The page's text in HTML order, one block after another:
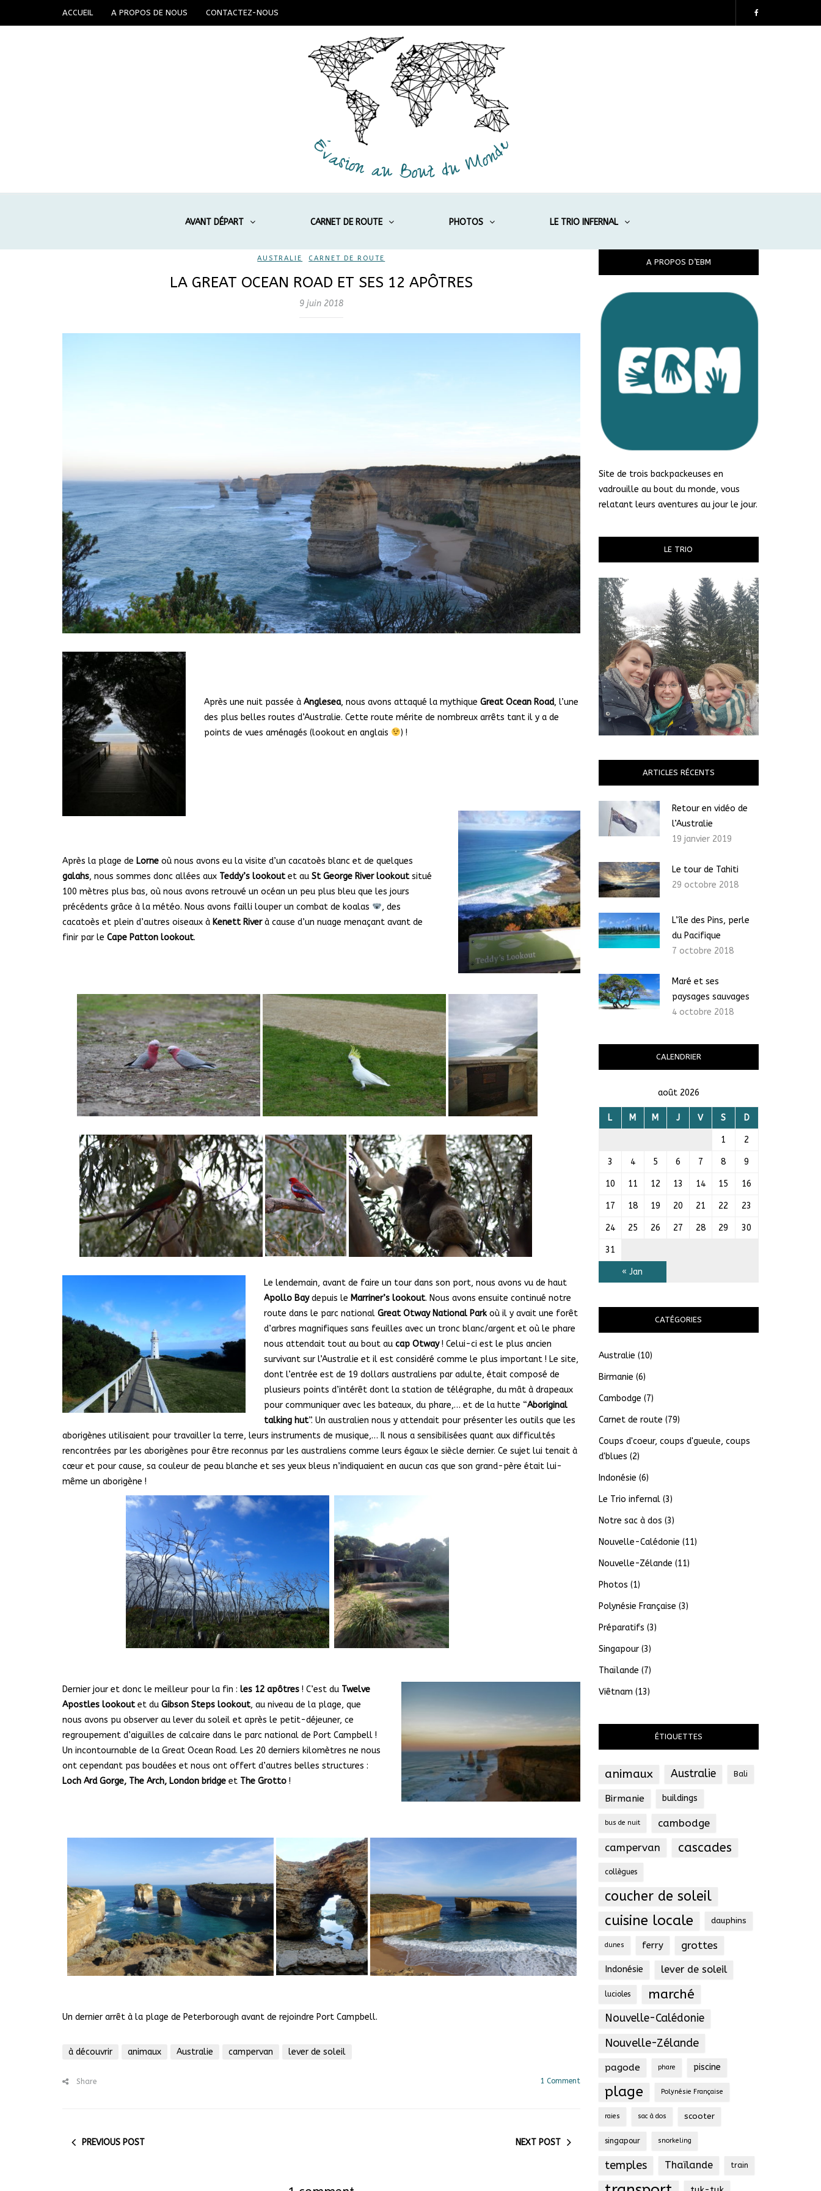
ACCUEIL A PROPOS DE NOUS CONTACTEZ-NOUS
AVANT DÉPART CARNET DE ROUTE PHOTOS LE TRIO INFERNAL
AUSTRALIE CARNET DE ROUTE
LA GREAT OCEAN ROAD ET SES 12 APÔTRES
9 juin 2018
Après une nuit passée à Anglesea, nous avons attaqué la mythique Great Ocean Road, l’une
des plus belles routes d’Australie. Cette route mérite de nombreux arrêts tant il y a de
points de vues aménagés (lookout en anglais
) !
Après la plage de Lorne où nous avons eu la visite d’un cacatoès blanc et de quelques
galahs, nous sommes donc allées aux Teddy’s lookoutet au St George River lookoutsitué
100 mètres plus bas, où nous avons retrouvé un océan un peu plus bleu que les jours
précédents grâce à la météo. Nous avons failli louper un combat de koalas
, des
cacatoès et plein d’autres oiseaux à Kenett Riverà cause d’un nuage menaçant avant de
finir par le Cape Patton lookout.
Le lendemain, avant de faire un tour dans son port, nous avons vu de haut
Apollo Baydepuis le Marriner’s lookout. Nous avons ensuite continué notre
route dans le parc national Great Otway National Park où il y avait une forêt
d’arbres magnifiques sans feuilles avec un tronc blanc/argent et où le phare
nous attendait tout au bout au cap Otway! Celui-ci est le plus ancien
survivant sur l’Australie et il est considéré comme le plus important ! Le site,
dont l’entrée est de 19 dollars australiens par adulte, était composé de
plusieurs points d’intérêt dont la station de télégraphe, du mât à drapeaux
pour communiquer avec les bateaux, du phare,… et de la hutte “Aboriginal
talking hut”. Un australien nous y attendait pour présenter les outils que les
aborigènes utilisaient pour travailler la terre, leurs instruments de musique,… Il nous a sensibilisées quant aux difficultés
rencontrées par les aborigènes pour être reconnus par les australiens comme leurs égaux le siècle dernier. Ce sujet lui tenait à
cœur et pour cause, sa couleur de peau blanche et ses yeux bleus n’indiquaient en aucun cas que son grand-père était lui-
même un aborigène !
Dernier jour et donc le meilleur pour la fin : les 12 apôtres ! C’est du Twelve
Apostles lookoutet du Gibson Steps lookout, au niveau de la plage, que
nous avons pu observer au lever du soleil et après le petit-déjeuner, ce
regroupement d’aiguilles de calcaire dans le parc national de Port Campbell !
Un incontournable de la Great Ocean Road. Les 20 derniers kilomètres ne nous
ont cependant pas boudées et nous ont offert d’autres belles structures :
Loch Ard Gorge, The Arch, London bridge et The Grotto !
Un dernier arrêt à la plage de Peterborough avant de rejoindre Port Campbell.
à découvrir animaux Australie campervan lever de soleil
1 Comment
Share
PREVIOUS POST NEXT POST
A PROPOS D’EBM
Site de trois backpackeuses en
vadrouille au bout du monde, vous
relatant leurs aventures au jour le jour.
LE TRIO
ARTICLES RÉCENTS
Retour en vidéo de
l’Australie
19 janvier 2019
Le tour de Tahiti
29 octobre 2018
L’île des Pins, perle
du Pacifique
7 octobre 2018
Maré et ses
paysages sauvages
4 octobre 2018
CALENDRIER
août 2026
L M M J V S D
« Jan
1 2
3 4 5 6 7 8 9
10 11 12 13 14 15 16
17 18 19 20 21 22 23
24 25 26 27 28 29 30
31
CATÉGORIES
Australie (10)
Birmanie (6)
Cambodge (7)
Carnet de route (79)
Coups d'coeur, coups d'gueule, coups
d'blues (2)
Indonésie (6)
Le Trio infernal(3)
Notre sac à dos (3)
Nouvelle-Calédonie (11)
Nouvelle-Zélande (11)
Photos (1)
Polynésie Française (3)
Préparatifs (3)
Singapour(3)
Thaïlande (7)
Viêtnam (13)
ÉTIQUETTES
animaux Australie Bali
Birmanie buildings
bus de nuit
cambodge
campervan
cascades
collègues
coucher de soleil
cuisine locale dauphins
dunes ferry grottes
Indonésie lever de soleil
lucioles marché
Nouvelle-Calédonie
Nouvelle-Zélande
pagode phare piscine
plage Polynésie Française
raies sac à dos scooter
singapour snorkeling
temples Thaïlande train